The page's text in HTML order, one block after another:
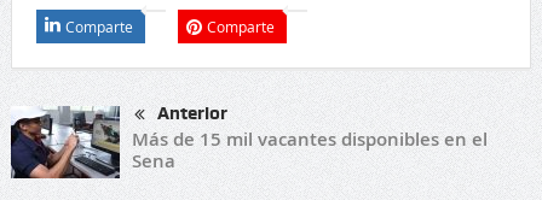
Comparte Comparte
Anterior
Más de 15 mil vacantes disponibles en el
Sena